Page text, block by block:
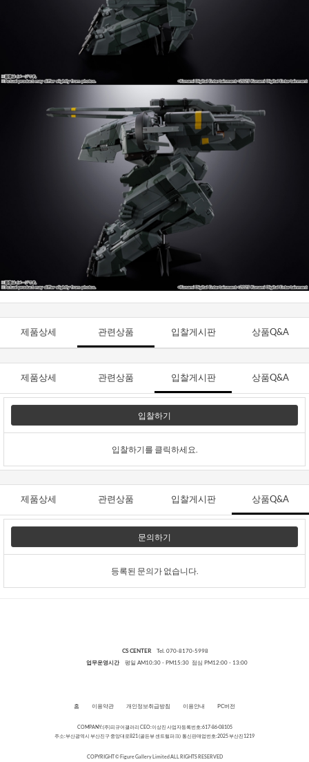
제품상세 관련상품 입찰게시판 상품Q&A
제품상세 관련상품 입찰게시판 상품Q&A
입찰하기
입찰하기를 클릭하세요.
제품상세 관련상품 입찰게시판 상품Q&A
문의하기
등록된 문의가 없습니다.
CS CENTER Tel. 070-8170-5998
업무운영시간평일 AM10:30 - PM15:30 점심 PM12:00 - 13:00
홈 이용약관 개인정보취급방침 이용안내 PC버전
COMPANY:(주)피규어갤러리 CEO:이상진 사업자등록번호:617-86-08105
주소:부산광역시 부산진구 중앙대로821 (골든뷰 센트럴파크) 통신판매업번호:2025 부산진1219
COPYRIGHT © Figure Gallery Limited ALL RIGHTS RESERVED